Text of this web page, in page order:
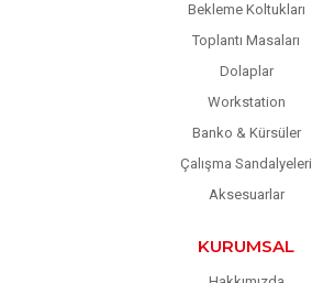
Bekleme Koltukları
Toplantı Masaları
Dolaplar
Workstation
Banko & Kürsüler
Çalışma Sandalyeleri
Aksesuarlar
KURUMSAL